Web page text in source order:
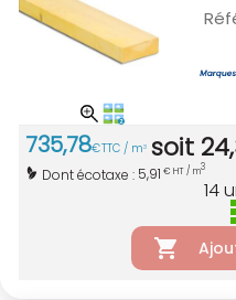
735,78€TTC / m3 soit 24,
Dont écotaxe : 5,91 € HT / m3
14